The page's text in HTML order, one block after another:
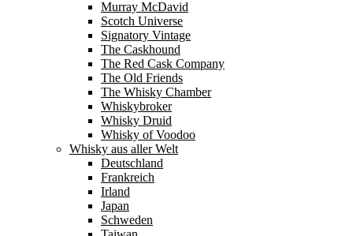
Murray McDavid
Scotch Universe
Signatory Vintage
The Caskhound
The Red Cask Company
The Old Friends
The Whisky Chamber
Whiskybroker
Whisky Druid
Whisky of Voodoo
Whisky aus aller Welt
Deutschland
Frankreich
Irland
Japan
Schweden